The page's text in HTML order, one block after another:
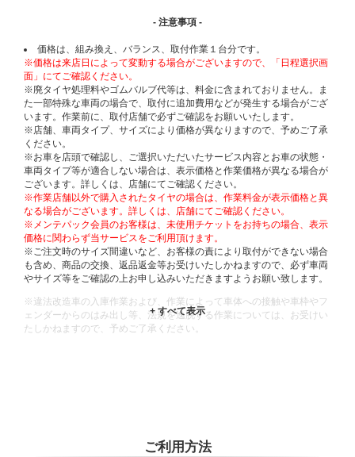
- 注意事項 -
価格は、組み換え、バランス、取付作業１台分です。
※価格は来店日によって変動する場合がございますので、「日程選択画
面」にてご確認ください。
※廃タイヤ処理料やゴムバルブ代等は、料金に含まれておりません。ま
た一部特殊な車両の場合で、取付に追加費用などが発生する場合がござ
います。作業前に、取付店舗で必ずご確認をお願いいたします。
※店舗、車両タイプ、サイズにより価格が異なりますので、予めご了承
ください。
※お車を店頭で確認し、ご選択いただいたサービス内容とお車の状態・
車両タイプ等が適合しない場合は、表示価格と作業価格が異なる場合が
ございます。詳しくは、店舗にてご確認ください。
※作業店舗以外で購入されたタイヤの場合は、作業料金が表示価格と異
なる場合がございます。詳しくは、店舗にてご確認ください。
※メンテパック会員のお客様は、未使用チケットをお持ちの場合、表示
価格に関わらず当サービスをご利用頂けます。
※ご注文時のサイズ間違いなど、お客様の責により取付ができない場合
も含め、商品の交換、返品返金等お受けいたしかねますので、必ず車両
やサイズ等をご確認の上お申し込みいただきますようお願い致します。
※違法改造車の入庫作業および、作業によって車体への接触や車枠やフ
ェンダーからのはみ出し等、法規を逸脱する作業については、お受けい
たしかねますので、予めご了承ください。
ご利用方法